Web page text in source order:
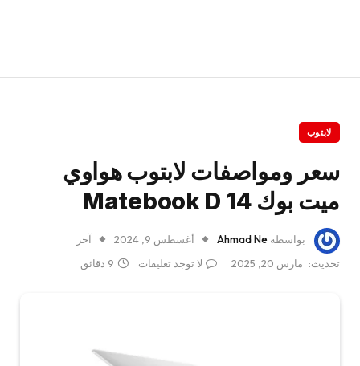
لابتوب
سعر ومواصفات لابتوب هواوي
ميت بوك Matebook D 14
بواسطة Ahmad Ne أغسطس 9, 2024
آخر
تحديث: مارس 20, 2025 لا توجد تعليقات 9 دقائق